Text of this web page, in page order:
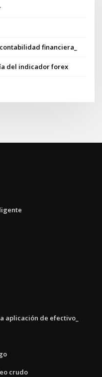
financiera_
del indicador forex
aplicación de efectivo_
crudo